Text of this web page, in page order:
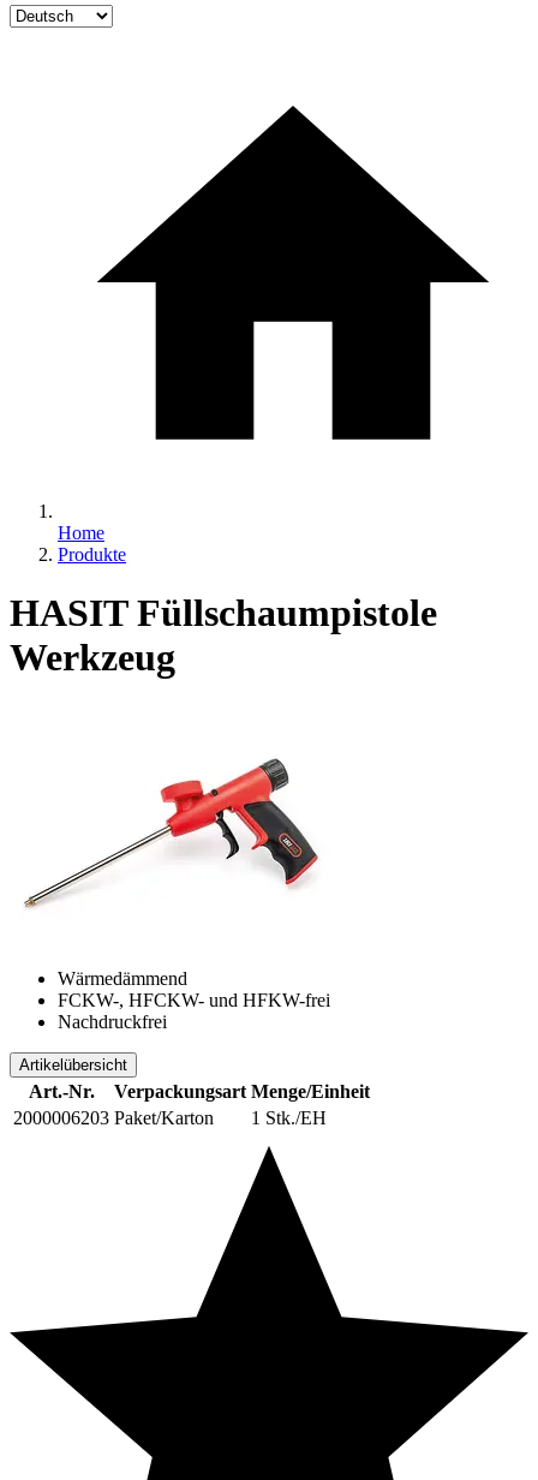
Home
Produkte
HASIT Füllschaumpistole
Werkzeug
Wärmedämmend
FCKW-, HFCKW- und HFKW-frei
Nachdruckfrei
Artikelübersicht
Art.-Nr. Verpackungsart Menge/Einheit
2000006203 Paket/Karton 1 Stk./EH